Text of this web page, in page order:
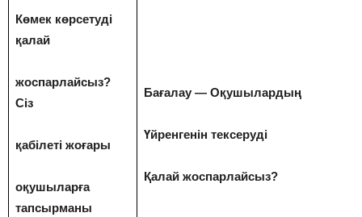
Көмек көрсетуді
қалай
жоспарлайсыз?
Сіз
қабілеті жоғары
оқушыларға
тапсырманы
Бағалау — Оқушылардың
Үйренгенін тексеруді
Қалай жоспарлайсыз?